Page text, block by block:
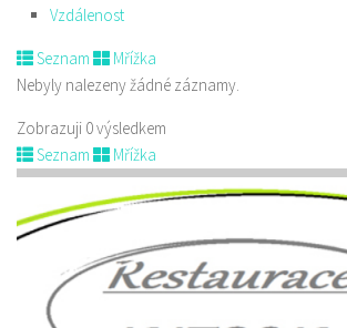
Vzdálenost
Seznam
Mřížka
Nebyly nalezeny žádné záznamy.
Zobrazuji 0 výsledkem
Seznam
Mřížka